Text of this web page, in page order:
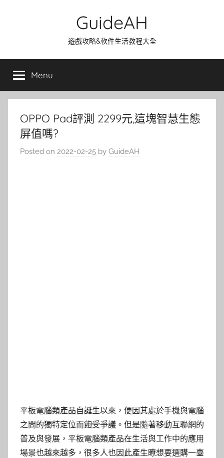
GuideAH
遊戲攻略&軟件生活教程大全
Menu
OPPO Pad評測 2299元,這塊智慧生態
屏值嗎?
Posted on 2022-02-25 by GuideAH
平板電腦類產品自誕生以來，便因其處於手機與電腦
之間的獨特定位而飽受爭議。但是隨著移動互聯網的
普及與發展，平板電腦類產品在生活與工作中的應用
場景也越來越多，很多人也因此產生瞭想要選購一臺